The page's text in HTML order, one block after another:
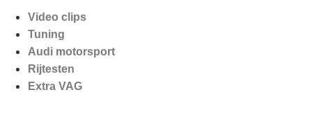
Video clips
Tuning
Audi motorsport
Rijtesten
Extra VAG